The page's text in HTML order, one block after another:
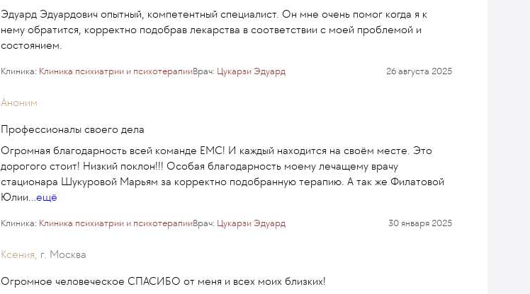
Эдуард Эдуардович опытный, компетентный специалист. Он мне очень помог когда я к
нему обратится, корректно подобрав лекарства в соответствии с моей проблемой и
состоянием.
Клиника: Клиника психиатрии и психотерапииВрач: Цукарзи Эдуард 26 августа 2025
Аноним
Профессионалы своего дела
Огромная благодарность всей команде ЕМС! И каждый находится на своём месте. Это
дорогого стоит! Низкий поклон!!! Особая благодарность моему лечащему врачу
стационара Шукуровой Марьям за корректно подобранную терапию. А так же Филатовой
Юлии
ещё
Клиника: Клиника психиатрии и психотерапииВрач: Цукарзи Эдуард 30 января 2025
Ксения, г. Москва
Огромное человеческое СПАСИБО от меня и всех моих близких!